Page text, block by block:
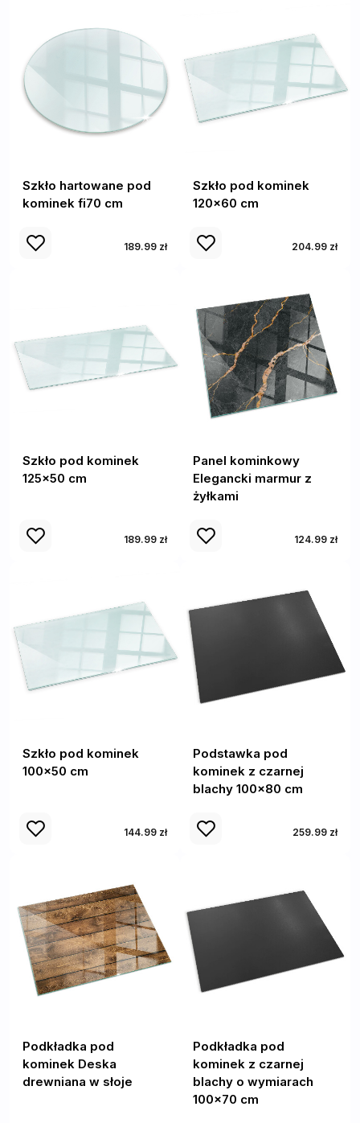
Szkło hartowane pod
kominek fi70 cm
189.99 zł
Szkło pod kominek
120x60 cm
204.99 zł
Szkło pod kominek
125x50 cm
189.99 zł
Panel kominkowy
Elegancki marmur z
żyłkami
124.99 zł
Szkło pod kominek
100x50 cm
144.99 zł
Podstawka pod
kominek z czarnej
blachy 100x80 cm
259.99 zł
Podkładka pod
kominek Deska
drewniana w słoje
Podkładka pod
kominek z czarnej
blachy o wymiarach
100x70 cm